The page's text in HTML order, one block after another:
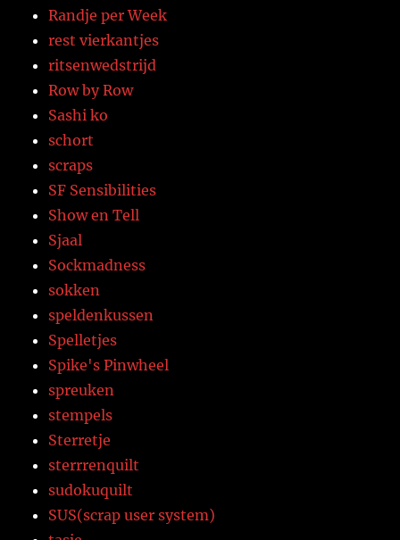
Randje per Week
rest vierkantjes
ritsenwedstrijd
Row by Row
Sashi ko
schort
scraps
SF Sensibilities
Show en Tell
Sjaal
Sockmadness
sokken
speldenkussen
Spelletjes
Spike's Pinwheel
spreuken
stempels
Sterretje
sterrrenquilt
sudokuquilt
SUS(scrap user system)